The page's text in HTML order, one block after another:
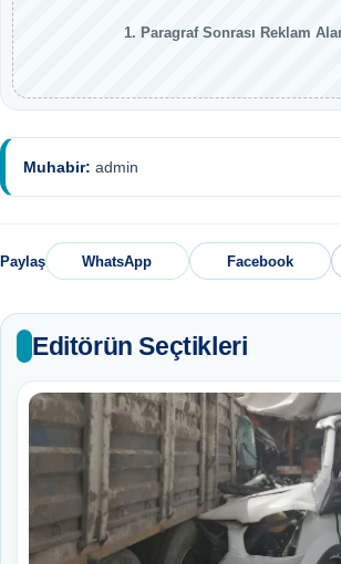
1. Paragraf Sonrası Reklam
Muhabir: admin
Paylaş WhatsApp Facebook
Editörün Seçtikleri